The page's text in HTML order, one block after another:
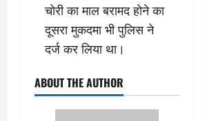
चोरी का माल बरामद होने का
दूसरा मुकदमा भी पुलिस ने
दर्ज कर लिया था।
ABOUT THE AUTHOR